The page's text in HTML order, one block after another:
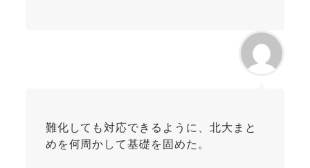
難化しても対応できるように、北大まと
めを何周かして基礎を固めた。